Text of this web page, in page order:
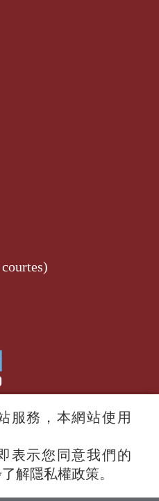
International).
服務，本網站使用
表示您同意我們的
解隱私權政策。